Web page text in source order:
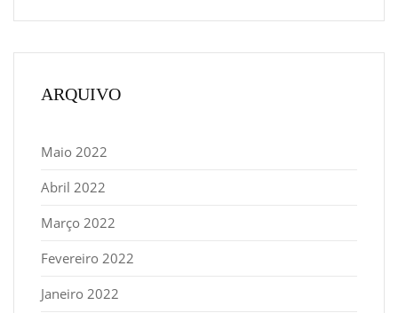
ARQUIVO
Maio 2022
Abril 2022
Março 2022
Fevereiro 2022
Janeiro 2022